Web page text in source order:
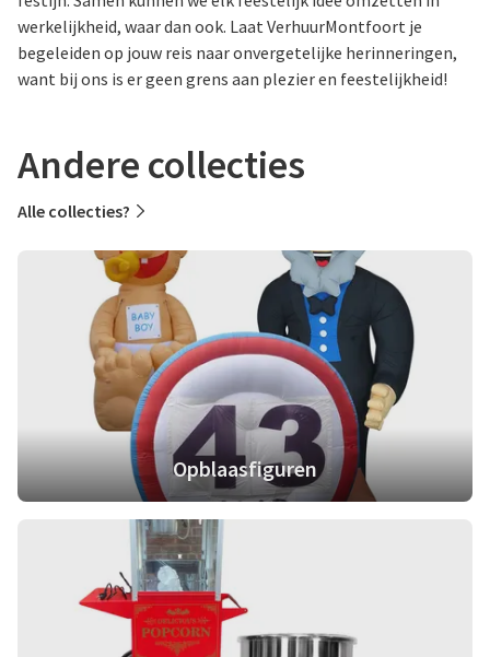
werkelijkheid, waar dan ook. Laat VerhuurMontfoort je
begeleiden op jouw reis naar onvergetelijke herinneringen,
want bij ons is er geen grens aan plezier en feestelijkheid!
Andere collecties
Alle collecties?
Opblaasfiguren